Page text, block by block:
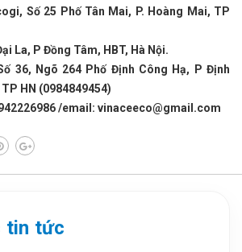
Số 25 Phố Tân Mai, P. Hoàng Mai, TP
La, P Đồng Tâm, HBT, Hà Nội.
36, Ngõ 264 Phố Định Công Hạ, P Định
HN (0984849454)
/email: vinaceeco@gmail.com
tin tức